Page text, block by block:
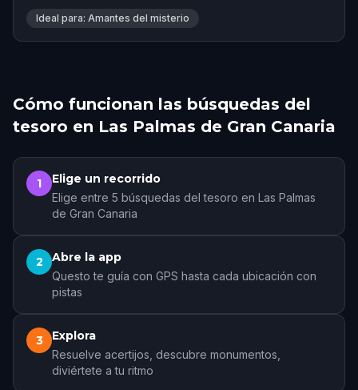
adventure. Rated 4.0 stars by 3 players.
Ideal para: Amantes del misterio
Cómo funcionan las búsquedas del
tesoro en Las Palmas de Gran Canaria
1 Elige un recorrido
Elige entre 5 búsquedas del tesoro en Las Palmas
de Gran Canaria
2 Abre la app
Questo te guía con GPS hasta cada ubicación con
pistas
3 Explora
Resuelve acertijos, descubre monumentos,
diviértete a tu ritmo